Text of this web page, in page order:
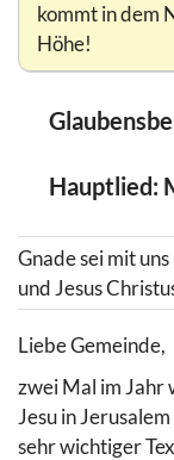
kommt in dem
Höhe!
Hauptlied:
Gnade sei mit
und Jesus
Liebe Gemeinde,
zwei Mal im Jahr
Jesu in
sehr wichtiger